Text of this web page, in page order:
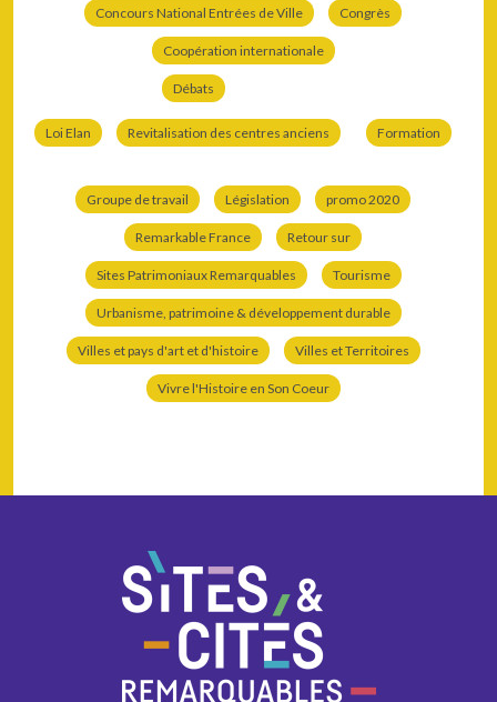
Concours National Entrées de Ville Congrès
Coopération internationale
Débats
Loi Elan Revitalisation des centres anciens Formation
Groupe de travail Législation promo 2020
Remarkable France Retour sur
Sites Patrimoniaux Remarquables Tourisme
Urbanisme, patrimoine & développement durable
Villes et pays d'art et d'histoire Villes et Territoires
Vivre l'Histoire en Son Coeur